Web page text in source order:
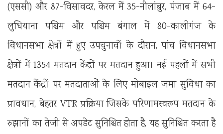
(एससी) और 87-विसावदर, केरल में 35-नीलांबुर, पंजाब में 64-
लुधियाना पश्चिम और पश्चिम बंगाल में 80-कालीगंज के
विधानसभा क्षेत्रों में हुए उपचुनावों के दौरान, पांच विधानसभा
क्षेत्रों में 1354 मतदान केंद्रों पर मतदान हुआ। नई पहलों में सभी
मतदान केंद्रों पर मतदाताओं के लिए मोबाइल जमा सुविधा का
प्रावधान, बेहतर VTR प्रक्रिया जिसके परिणामस्वरूप मतदान के
रुझानों का तेजी से अपडेट सुनिश्चित होता है, यह सुनिश्चित करता है